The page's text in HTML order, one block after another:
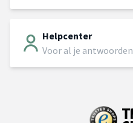
Helpcenter
Voor al je antwoorden